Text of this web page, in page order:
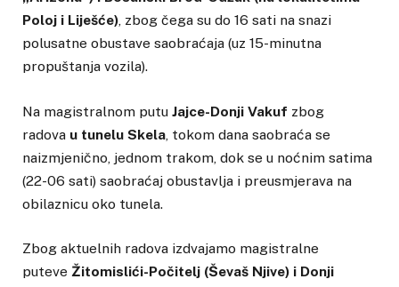
Poloj i Liješće), zbog čega su do 16 sati na snazi
polusatne obustave saobraćaja (uz 15-minutna
propuštanja vozila).
Na magistralnom putu Jajce-Donji Vakuf zbog
radova u tunelu Skela , tokom dana saobraća se
naizmjenično, jednom trakom, dok se u noćnim satima
(22-06 sati) saobraćaj obustavlja i preusmjerava na
obilaznicu oko tunela.
Zbog aktuelnih radova izdvajamo magistralne
puteve Žitomislići-Počitelj (Ševaš Njive) i Donji